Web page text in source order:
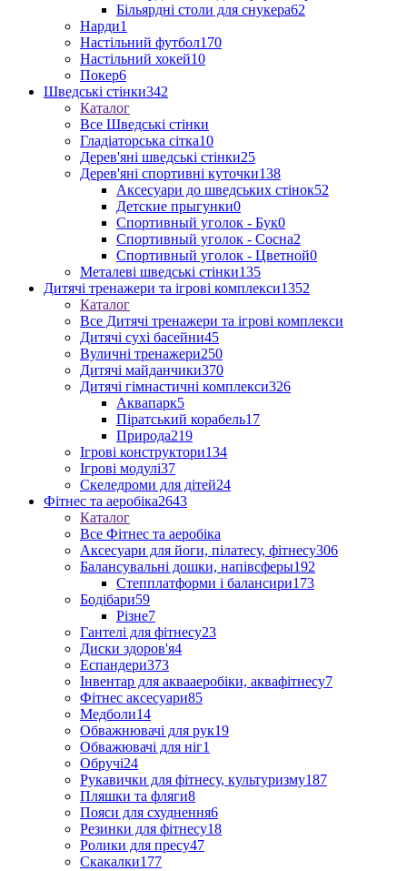
Більярдні столи для снукера62
Нарди1
Настільний футбол170
Настільний хокей10
Покер6
Шведські стінки342
Каталог
Все Шведські стінки
Гладіаторська сітка10
Дерев'яні шведські стінки25
Дерев'яні спортивні куточки138
Аксесуари до шведських стінок52
Детские прыгунки0
Спортивный уголок - Бук0
Спортивный уголок - Сосна2
Спортивный уголок - Цветной0
Металеві шведські стінки135
Дитячі тренажери та ігрові комплекси1352
Каталог
Все Дитячі тренажери та ігрові комплекси
Дитячі сухі басейни45
Вуличні тренажери250
Дитячі майданчики370
Дитячі гімнастичні комплекси326
Аквапарк5
Піратський корабель17
Природа219
Ігрові конструктори134
Ігрові модулі37
Скеледроми для дітей24
Фітнес та аеробіка2643
Каталог
Все Фітнес та аеробіка
Аксесуари для йоги, пілатесу, фітнесу306
Балансувальні дошки, напівсферы192
Степплатформи і балансири173
Бодібари59
Різне7
Гантелі для фітнесу23
Диски здоров'я4
Еспандери373
Інвентар для аквааеробіки, аквафітнесу7
Фітнес аксесуари85
Медболи14
Обважнювачі для рук19
Обважювачі для ніг1
Обручі24
Рукавички для фітнесу, культуризму187
Пляшки та фляги8
Пояси для схуднення6
Резинки для фітнесу18
Ролики для пресу47
Скакалки177